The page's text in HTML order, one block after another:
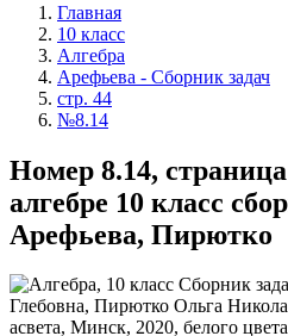
Главная
10 класс
Алгебра
Арефьева - Сборник задач
стр. 44
№8.14
Номер 8.14, страница
алгебре 10 класс
Арефьева, Пирютко